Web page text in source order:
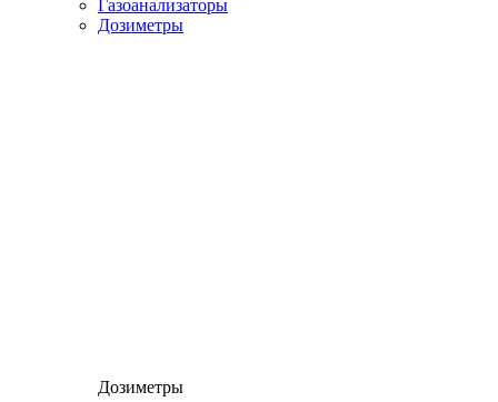
Газоанализаторы
Дозиметры
Дозиметры